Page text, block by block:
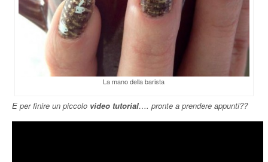
La mano della barista
E per finire un piccolo video tutorial…. pronte a prendere appunti??